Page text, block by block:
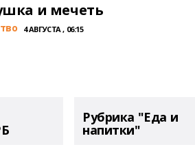
и мечеть
4 АВГУСТА , 06:15
Рубрика "Еда и
напитки"